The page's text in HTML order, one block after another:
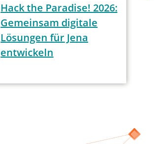
Hack the Paradise! 2026:
Gemeinsam digitale
Lösungen für Jena
entwickeln